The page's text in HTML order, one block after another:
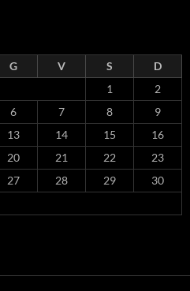
G V S
D
1
2
6 7 8
9
13 14 15
16
20 21 22
23
27 28 29
30